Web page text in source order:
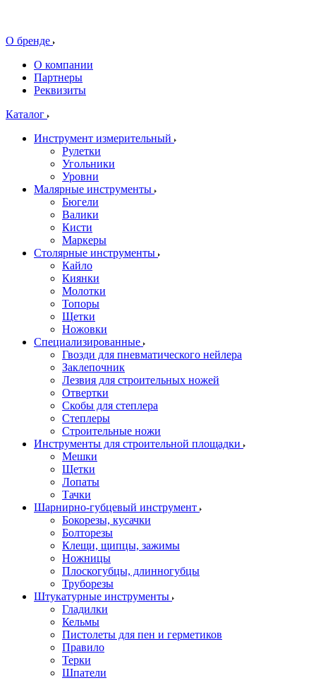
О бренде
О компании
Партнеры
Реквизиты
Каталог
Инструмент измерительный
Рулетки
Угольники
Уровни
Малярные инструменты
Бюгели
Валики
Кисти
Маркеры
Столярные инструменты
Кайло
Киянки
Молотки
Топоры
Щетки
Ножовки
Специализированные
Гвозди для пневматического нейлера
Заклепочник
Лезвия для строительных ножей
Отвертки
Скобы для степлера
Степлеры
Строительные ножи
Инструменты для строительной площадки
Мешки
Щетки
Лопаты
Тачки
Шарнирно-губцевый инструмент
Бокорезы, кусачки
Болторезы
Клещи, щипцы, зажимы
Ножницы
Плоскогубцы, длинногубцы
Труборезы
Штукатурные инструменты
Гладилки
Кельмы
Пистолеты для пен и герметиков
Правило
Терки
Шпатели